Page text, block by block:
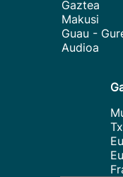
Gaztea
Makusi
Guau -
Audioa